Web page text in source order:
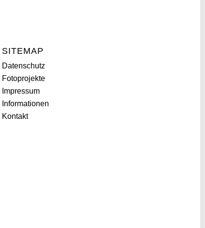
SITEMAP
Datenschutz
Fotoprojekte
Impressum
Informationen
Kontakt